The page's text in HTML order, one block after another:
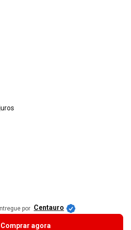
por Centauro
Comprar agora